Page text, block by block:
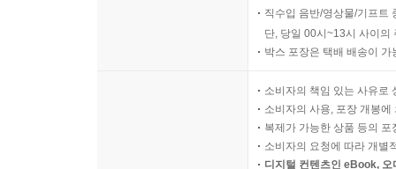
직수입 음반/영상물/기프트
단, 당일 00시~13시 사이의
박스 포장은 택배 배송이
소비자의 책임 있는 사유로
소비자의 사용, 포장 개봉
복제가 가능한 상품 등의
소비자의 요청에 따라 개별
디지털 컨텐츠인 eBook,